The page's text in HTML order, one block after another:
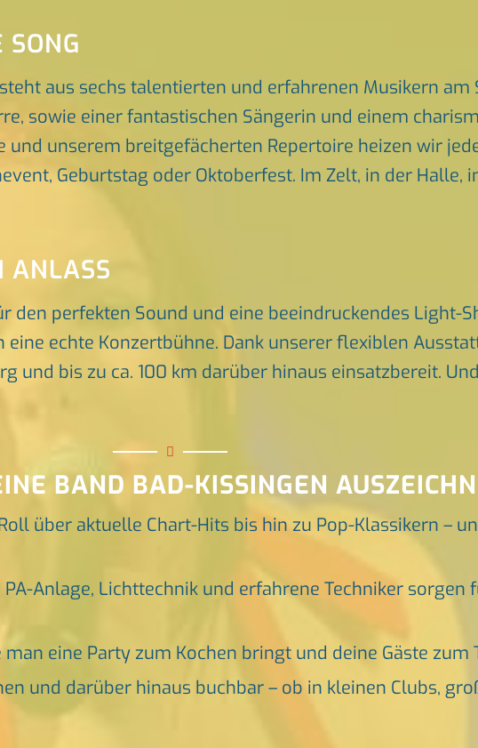
SONG
aus sechs talentierten und erfahrenen Musikern am
sowie einer fantastischen Sängerin und einem
unserem breitgefächerten Repertoire heizen wir
Geburtstag oder Oktoberfest. Im Zelt, in der Halle,
ANLASS
den perfekten Sound und eine beeindruckendes Light-
echte Konzertbühne. Dank unserer flexiblen
und bis zu ca. 100 km darüber hinaus einsatzbereit.
BAND BAD-KISSINGEN
über aktuelle Chart-Hits bis hin zu Pop-Klassikern –
Anlage, Lichttechnik und erfahrene Techniker sorgen
man eine Party zum Kochen bringt und deine Gäste zum
und darüber hinaus buchbar – ob in kleinen Clubs,